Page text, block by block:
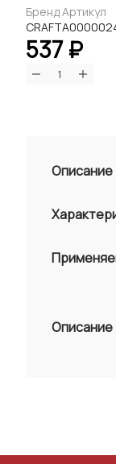
Бренд
CRAFT
Артикул
537 ₽
Описание
Описание